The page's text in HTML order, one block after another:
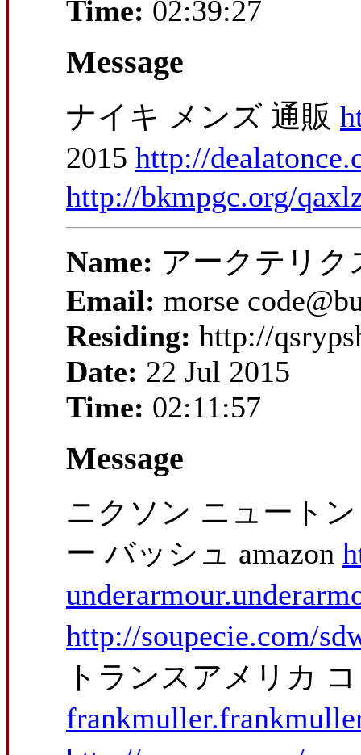
Time: 02:39:27
Message
ナイキ メンズ 通販
2015 http://
http://bkmpgc.org/
Name: アークテリク
Email: morse
Residing: http://
Date: 22 Jul 2015
Time: 02:11:57
Message
ニクソン ニュート
ー バッシュ amazon
http://soupecie.com/
トランスアメリカ